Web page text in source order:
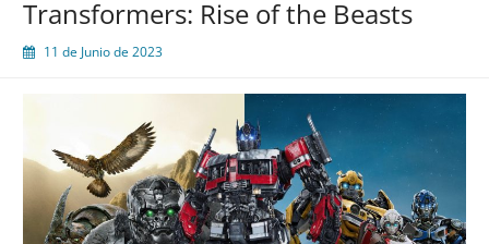
Transformers: Rise of the Beasts
11 de Junio de 2023